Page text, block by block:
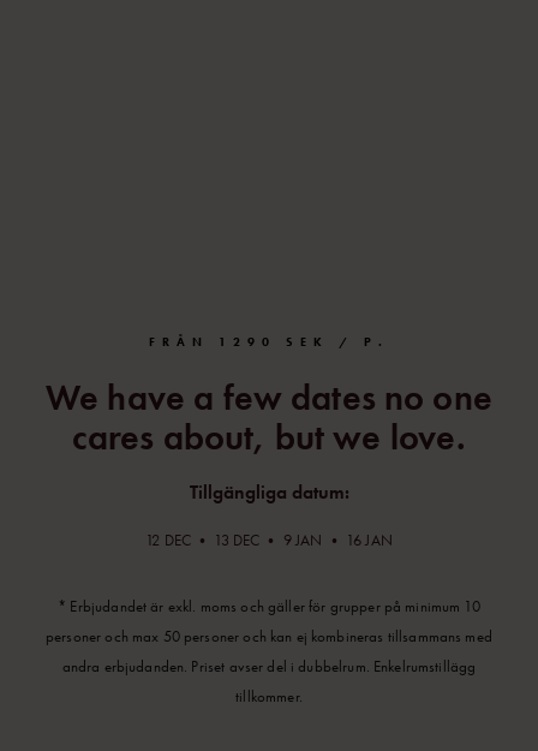
FRÅN 1290 SEK / P.
We have a few dates no one
cares about, but we love.
Tillgängliga datum:
12 DEC • 13 DEC • 9 JAN • 16 JAN
* Erbjudandet är exkl. moms och gäller för grupper på minimum 10
personer och max 50 personer och kan ej kombineras tillsammans med
andra erbjudanden. Priset avser del i dubbelrum. Enkelrumstillägg
tillkommer.